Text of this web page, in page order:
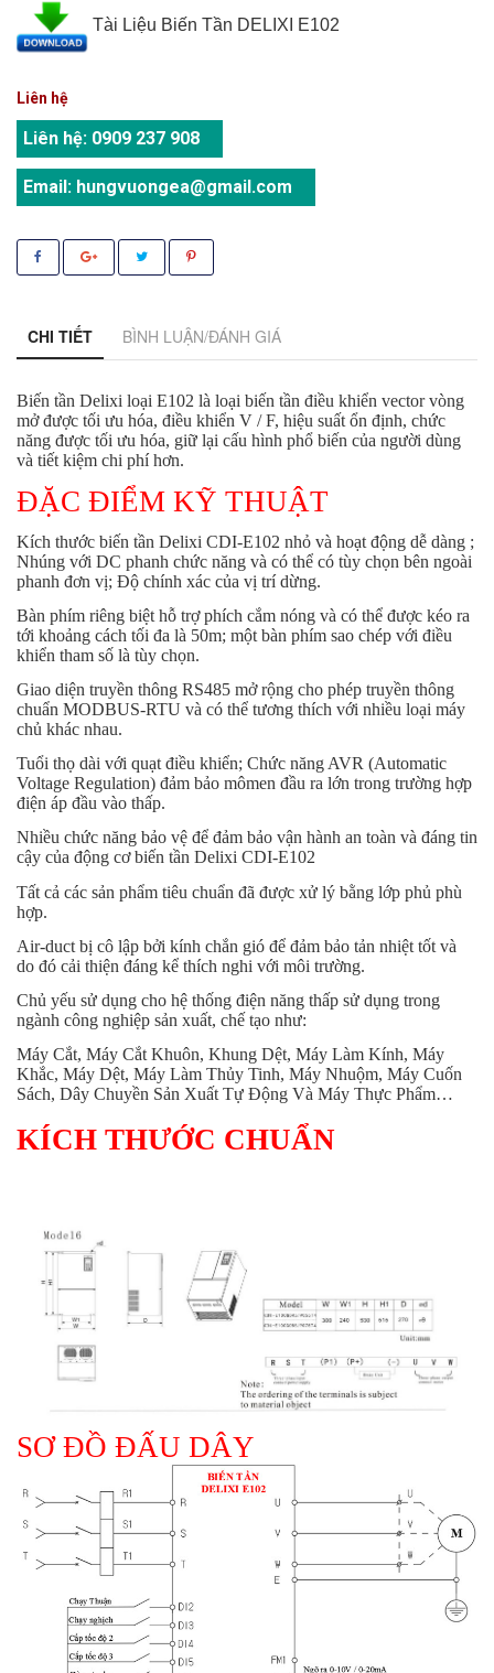
Tài Liệu Biến Tần DELIXI E102
Liên hệ
Liên hệ: 0909 237 908
Email: hungvuongea@gmail.com
CHI TIẾT BÌNH LUẬN/ĐÁNH GIÁ
Biến tần Delixi loại E102 là loại biến tần điều khiển vector vòng
mở được tối ưu hóa, điều khiển V / F, hiệu suất ổn định, chức
năng được tối ưu hóa, giữ lại cấu hình phổ biến của người dùng
và tiết kiệm chi phí hơn.
ĐẶC ĐIỂM KỸ THUẬT
Kích thước biến tần Delixi CDI-E102 nhỏ và hoạt động dễ dàng ;
Nhúng với DC phanh chức năng và có thể có tùy chọn bên ngoài
phanh đơn vị; Độ chính xác của vị trí dừng.
Bàn phím riêng biệt hỗ trợ phích cắm nóng và có thể được kéo ra
tới khoảng cách tối đa là 50m; một bàn phím sao chép với điều
khiển tham số là tùy chọn.
Giao diện truyền thông RS485 mở rộng cho phép truyền thông
chuẩn MODBUS-RTU và có thể tương thích với nhiều loại máy
chủ khác nhau.
Tuổi thọ dài với quạt điều khiển; Chức năng AVR (Automatic
Voltage Regulation) đảm bảo mômen đầu ra lớn trong trường hợp
điện áp đầu vào thấp.
Nhiều chức năng bảo vệ để đảm bảo vận hành an toàn và đáng tin
cậy của động cơ biến tần Delixi CDI-E102
Tất cả các sản phẩm tiêu chuẩn đã được xử lý bằng lớp phủ phù
hợp.
Air-duct bị cô lập bởi kính chắn gió để đảm bảo tản nhiệt tốt và
do đó cải thiện đáng kể thích nghi với môi trường.
Chủ yếu sử dụng cho hệ thống điện năng thấp sử dụng trong
ngành công nghiệp sản xuất, chế tạo như:
Máy Cắt, Máy Cắt Khuôn, Khung Dệt, Máy Làm Kính, Máy
Khắc, Máy Dệt, Máy Làm Thủy Tinh, Máy Nhuộm, Máy Cuốn
Sách, Dây Chuyền Sản Xuất Tự Động Và Máy Thực Phẩm…
KÍCH THƯỚC CHUẨN
SƠ ĐỒ ĐẤU DÂY